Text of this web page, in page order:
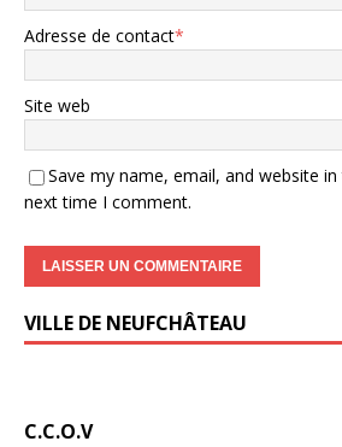
Adresse de contact*
Site web
Save my name, email, and website
next time I comment.
VILLE DE NEUFCHÂTEAU
C.C.O.V